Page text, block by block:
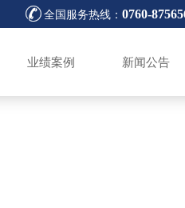
 全国服务热线： 0760-
业绩案例 新闻公告